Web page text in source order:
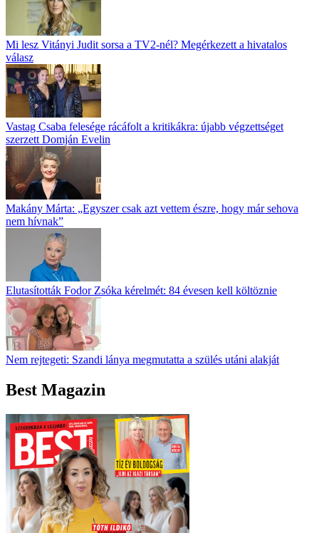
Mi lesz Vitányi Judit sorsa a TV2-nél? Megérkezett a hivatalos
válasz
Vastag Csaba felesége rácáfolt a kritikákra: újabb végzettséget
szerzett Domján Evelin
Makány Márta: „Egyszer csak azt vettem észre, hogy már sehova
nem hívnak”
Elutasították Fodor Zsóka kérelmét: 84 évesen kell költöznie
Nem rejtegeti: Szandi lánya megmutatta a szülés utáni alakját
Best Magazin